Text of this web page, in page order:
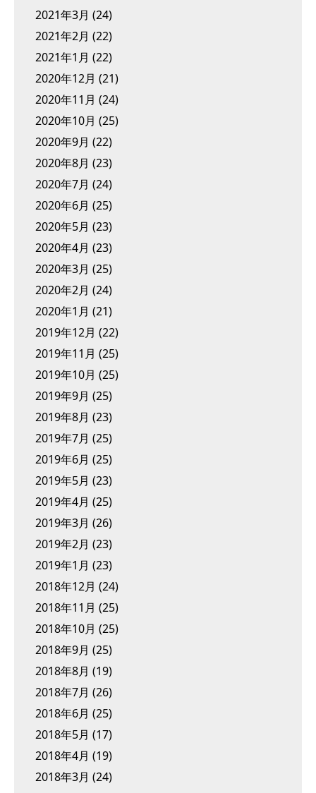
2021年3月 (24)
2021年2月 (22)
2021年1月 (22)
2020年12月 (21)
2020年11月 (24)
2020年10月 (25)
2020年9月 (22)
2020年8月 (23)
2020年7月 (24)
2020年6月 (25)
2020年5月 (23)
2020年4月 (23)
2020年3月 (25)
2020年2月 (24)
2020年1月 (21)
2019年12月 (22)
2019年11月 (25)
2019年10月 (25)
2019年9月 (25)
2019年8月 (23)
2019年7月 (25)
2019年6月 (25)
2019年5月 (23)
2019年4月 (25)
2019年3月 (26)
2019年2月 (23)
2019年1月 (23)
2018年12月 (24)
2018年11月 (25)
2018年10月 (25)
2018年9月 (25)
2018年8月 (19)
2018年7月 (26)
2018年6月 (25)
2018年5月 (17)
2018年4月 (19)
2018年3月 (24)